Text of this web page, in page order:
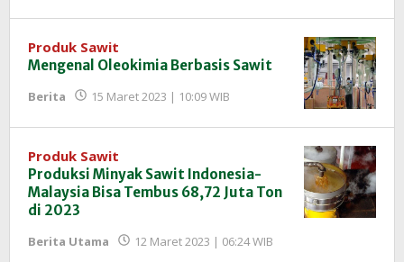
InfoSAWIT
Produk Sawit
Mengenal Oleokimia Berbasis Sawit
Berita 15 Maret 2023 | 10:09 WIB
InfoSAWIT
Produk Sawit
Produksi Minyak Sawit Indonesia-
Malaysia Bisa Tembus 68,72 Juta Ton
di 2023
Berita Utama 12 Maret 2023 | 06:24 WIB